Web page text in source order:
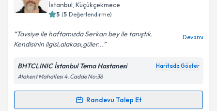
İstanbul, Küçükçekmece
5 (5 Değerlendirme)
Tavsiye ile haftamızda Serkan bey ile tanıştık.
Kendisinin ilgisi,alakası,güler...
Devamı
BHTCLINIC İstanbul Tema Hastanesi Haritada Göster
Atakent Mahallesi 4. Cadde No:36
Randevu Talep Et
Randevu Takvimi Talebi